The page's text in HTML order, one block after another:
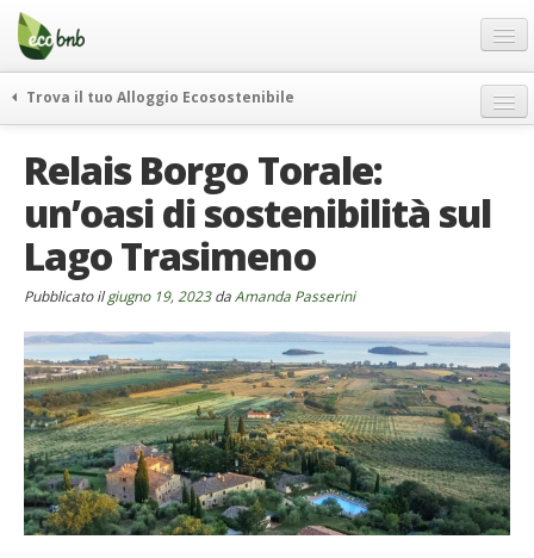
Menu
Salta
contenuto
Offerte Speciali
Regali
FAQ
Chi Siamo
Partner
Contatti
Italiano
German
English
Spanish
Trova il tuo Alloggio Ecosostenibile
itinerari
curiosità
vivere e viaggiare verde
news ed eventi
rassegna stampa
Relais Borgo Torale:
un’oasi di sostenibilità sul
Lago Trasimeno
Pubblicato ilgiugno 19, 2023da Amanda Passerini